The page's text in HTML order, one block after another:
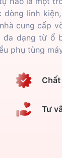
dòng linh
cung cấp
dạng từ ổ
phụ tùng
Tư